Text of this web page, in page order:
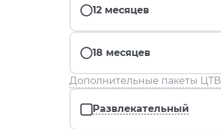
12 месяцев
18 месяцев
Дополнительные пакеты ЦТВ
Развлекательный